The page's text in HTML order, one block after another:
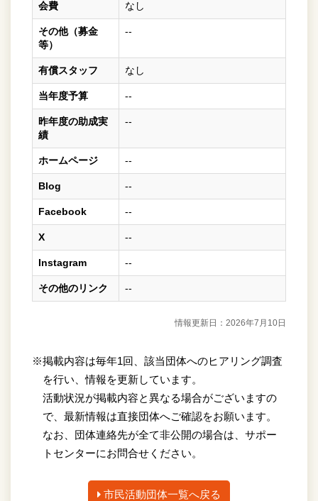
会費 なし
その他（募金
等）
--
有償スタッフ なし
当年度予算 --
昨年度の助成実
績
--
ホームページ --
Blog --
Facebook --
X --
Instagram --
その他のリンク --
情報更新日：2026年7月10日
※掲載内容は毎年1回、該当団体へのヒアリング調査
を行い、情報を更新しています。
活動状況が掲載内容と異なる場合がございますの
で、最新情報は直接団体へご確認をお願います。
なお、団体連絡先が全て非公開の場合は、サポー
トセンターにお問合せください。
市民活動団体一覧へ戻る